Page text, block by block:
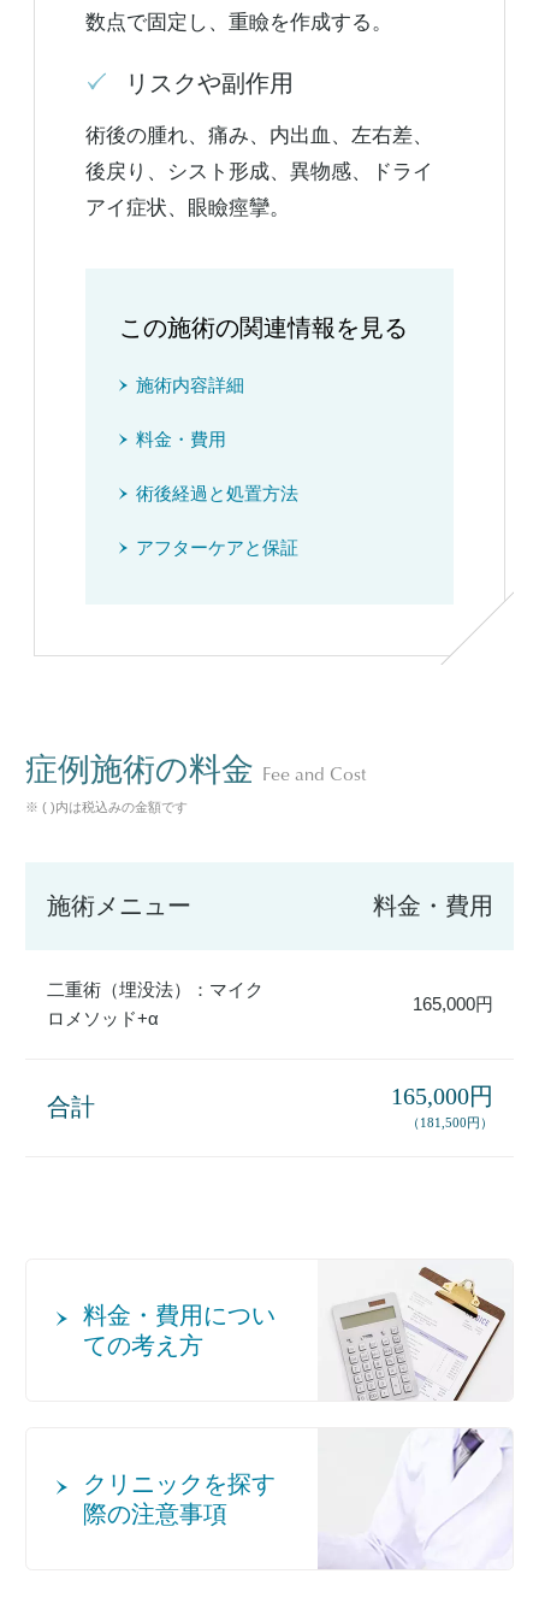
数点で固定し、重瞼を作成する。
リスクや副作用
術後の腫れ、痛み、内出血、左右差、
後戻り、シスト形成、異物感、ドライ
アイ症状、眼瞼痙攣。
この施術の関連情報を見る
施術内容詳細
料金・費用
術後経過と処置方法
アフターケアと保証
症例施術の料金 Fee and Cost
※ ( )内は税込みの金額です
施術メニュー 料金・費用
二重術（埋没法）：マイク
ロメソッド+α
165,000円
合計 165,000円
（181,500円）
料金・費用につい
ての考え方
クリニックを探す
際の注意事項